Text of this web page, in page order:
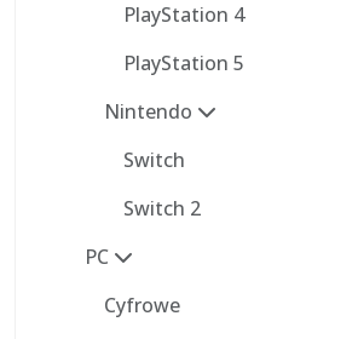
PlayStation 4
PlayStation 5
Nintendo
Switch
Switch 2
PC
Cyfrowe